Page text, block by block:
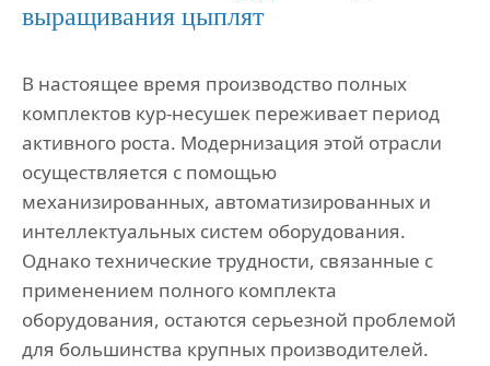
выращивания цыплят
В настоящее время производство полных
комплектов кур-несушек переживает период
активного роста. Модернизация этой отрасли
осуществляется с помощью
механизированных, автоматизированных и
интеллектуальных систем оборудования.
Однако технические трудности, связанные с
применением полного комплекта
оборудования, остаются серьезной проблемой
для большинства крупных производителей.